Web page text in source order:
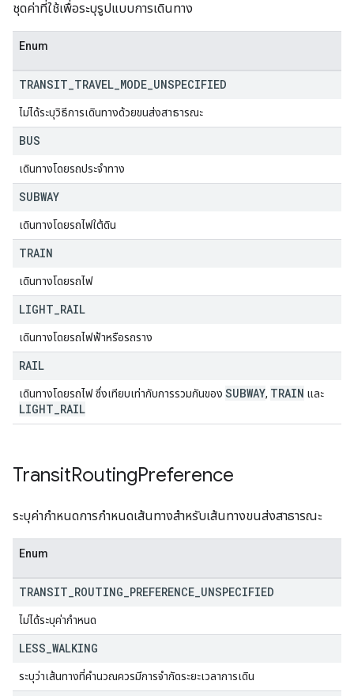
ชุดค่าที่ใช้เพื่อระบุรูปแบบการเดินทาง
Enum
TRANSIT TRAVEL MODE UNSPECIFIED
ไม่ได้ระบุวิธีการเดินทางด้วยขนส่งสาธารณะ
BUS
เดินทางโดยรถประจำทาง
SUBWAY
เดินทางโดยรถไฟใต้ดิน
TRAIN
เดินทางโดยรถไฟ
LIGHT RAIL
เดินทางโดยรถไฟฟ้าหรือรถราง
RAIL
เดินทางโดยรถไฟ ซึ่งเทียบเท่ากับการรวมกันของ SUBWAY, TRAIN และ
LIGHT RAIL
TransitRoutingPreference
ระบุค่ากำหนดการกำหนดเส้นทางสำหรับเส้นทางขนส่งสาธารณะ
Enum
TRANSIT ROUTING PREFERENCE UNSPECIFIED
ไม่ได้ระบุค่ากำหนด
LESS WALKING
ระบุว่าเส้นทางที่คำนวณควรมีการจำกัดระยะเวลาการเดิน